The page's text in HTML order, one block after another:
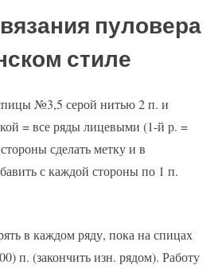
пуловера
стиле
№3,5 серой нитью 2 п. и
= все ряды лицевыми (1-й р. =
сделать метку и в
с каждой стороны по 1 п.
в каждом ряду, пока на спицах
п. (закончить изн. рядом). Работу